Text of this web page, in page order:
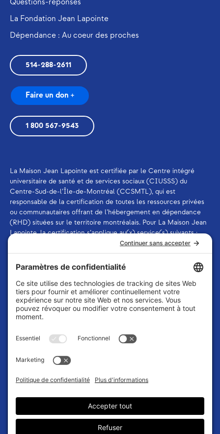
Questions-réponses
La Fondation Jean Lapointe
Dépendance : Au coeur des proches
514-288-2611
Faire un don +
1 800 567-9543
La Maison Jean Lapointe est certifiée par le Centre intégré
universitaire de santé et de services sociaux (CIUSSS) du
Centre-Sud-de-l’Île-de-Montréal (CCSMTL), qui est
responsable de la certification de toutes les ressources privées
ou communautaires offrant de l’hébergement en dépendance
(RHD) situées sur le territoire montréalais. Pour La Maison Jean
Lapointe, la certification s’applique au(x) service(s) suivants :
ressource offrant des services de thérapie et ressource offrant
des services d’aide et de soutien à la désintoxication.
La Maison Jean Lapointe est membre de
intervenants en dépendance du Québec (AIDQ)et de
l’Association québécoise des centres d’intervention en
dépendance (AQCID).
La Maison Jean Lapointe reconnaît qu’elle est située en
Lapointe reconnaît la nation Kanien’kehá :ka comme gardienne
:ke/Montréal est historiquement connu comme un lieu de
aujourd’hui, une population autochtone diversifiée, ainsi que
le passé, le présent et l’avenir que la Maison Jean Lapointe
reconnaît les relations continues entre les Peuples Autochtones
et autres personnes de la communauté montréalaise.